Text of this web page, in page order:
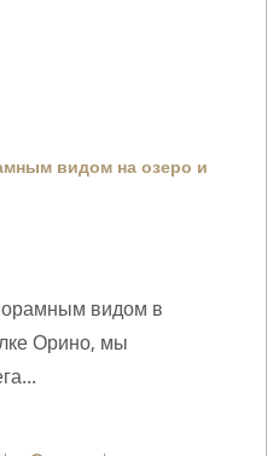
видом на озеро и
видом в
Орино, мы